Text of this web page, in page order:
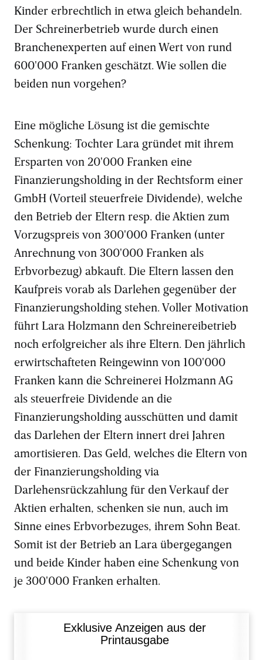
Kinder erbrechtlich in etwa gleich behandeln.
Der Schreinerbetrieb wurde durch einen
Branchenexperten auf einen Wert von rund
600'000 Franken geschätzt. Wie sollen die
beiden nun vorgehen?
Eine mögliche Lösung ist die gemischte
Schenkung: Tochter Lara gründet mit ihrem
Ersparten von 20'000 Franken eine
Finanzierungsholding in der Rechtsform einer
GmbH (Vorteil steuerfreie Dividende), welche
den Betrieb der Eltern resp. die Aktien zum
Vorzugspreis von 300'000 Franken (unter
Anrechnung von 300'000 Franken als
Erbvorbezug) abkauft. Die Eltern lassen den
Kaufpreis vorab als Darlehen gegenüber der
Finanzierungsholding stehen. Voller Motivation
führt Lara Holzmann den Schreinereibetrieb
noch erfolgreicher als ihre Eltern. Den jährlich
erwirtschafteten Reingewinn von 100'000
Franken kann die Schreinerei Holzmann AG
als steuerfreie Dividende an die
Finanzierungsholding ausschütten und damit
das Darlehen der Eltern innert drei Jahren
amortisieren. Das Geld, welches die Eltern von
der Finanzierungsholding via
Darlehensrückzahlung für den Verkauf der
Aktien erhalten, schenken sie nun, auch im
Sinne eines Erbvorbezuges, ihrem Sohn Beat.
Somit ist der Betrieb an Lara übergegangen
und beide Kinder haben eine Schenkung von
je 300'000 Franken erhalten.
Exklusive Anzeigen aus der
Printausgabe